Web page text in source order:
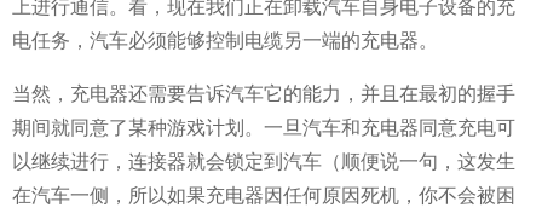
上进行通信。看，现在我们正在卸载汽车自身电子设备的充
电任务，汽车必须能够控制电缆另一端的充电器。
当然，充电器还需要告诉汽车它的能力，并且在最初的握手
期间就同意了某种游戏计划。一旦汽车和充电器同意充电可
以继续进行，连接器就会锁定到汽车（顺便说一句，这发生
在汽车一侧，所以如果充电器因任何原因死机，你不会被困